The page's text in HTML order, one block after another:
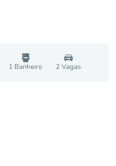
1 Banheiro 2Vagas